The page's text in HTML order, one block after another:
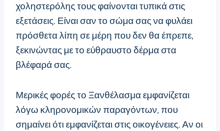
χοληστερόλης τους φαίνονται τυπικά στις
εξετάσεις. Είναι σαν το σώμα σας να φυλάει
πρόσθετα λίπη σε μέρη που δεν θα έπρεπε,
ξεκινώντας με το εύθραυστο δέρμα στα
βλέφαρά σας.
Μερικές φορές το Ξανθέλασμα εμφανίζεται
λόγω κληρονομικών παραγόντων, που
σημαίνει ότι εμφανίζεται στις οικογένειες. Αν οι